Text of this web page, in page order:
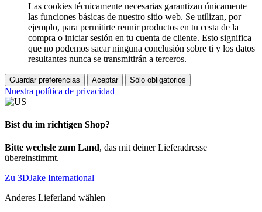
Las cookies técnicamente necesarias garantizan únicamente
las funciones básicas de nuestro sitio web. Se utilizan, por
ejemplo, para permitirte reunir productos en tu cesta de la
compra o iniciar sesión en tu cuenta de cliente. Esto significa
que no podemos sacar ninguna conclusión sobre ti y los datos
resultantes nunca se transmitirán a terceros.
Guardar preferencias Aceptar Sólo obligatorios
Nuestra política de privacidad
Bist du im richtigen Shop?
Bitte wechsle zum Land, das mit deiner Lieferadresse
übereinstimmt.
Zu 3DJake International
Anderes Lieferland wählen